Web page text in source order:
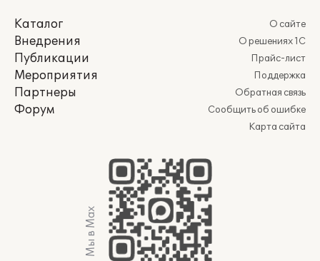
Каталог
Внедрения
Публикации
Мероприятия
Партнеры
Форум
О сайте
О решениях 1С
Прайс-лист
Поддержка
Обратная связь
Сообщить об ошибке
Карта сайта
Мы в Max